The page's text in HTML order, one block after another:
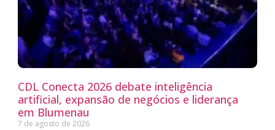
CDL Conecta 2026 debate inteligência
artificial, expansão de negócios e liderança
em Blumenau
7 de agosto de 2026